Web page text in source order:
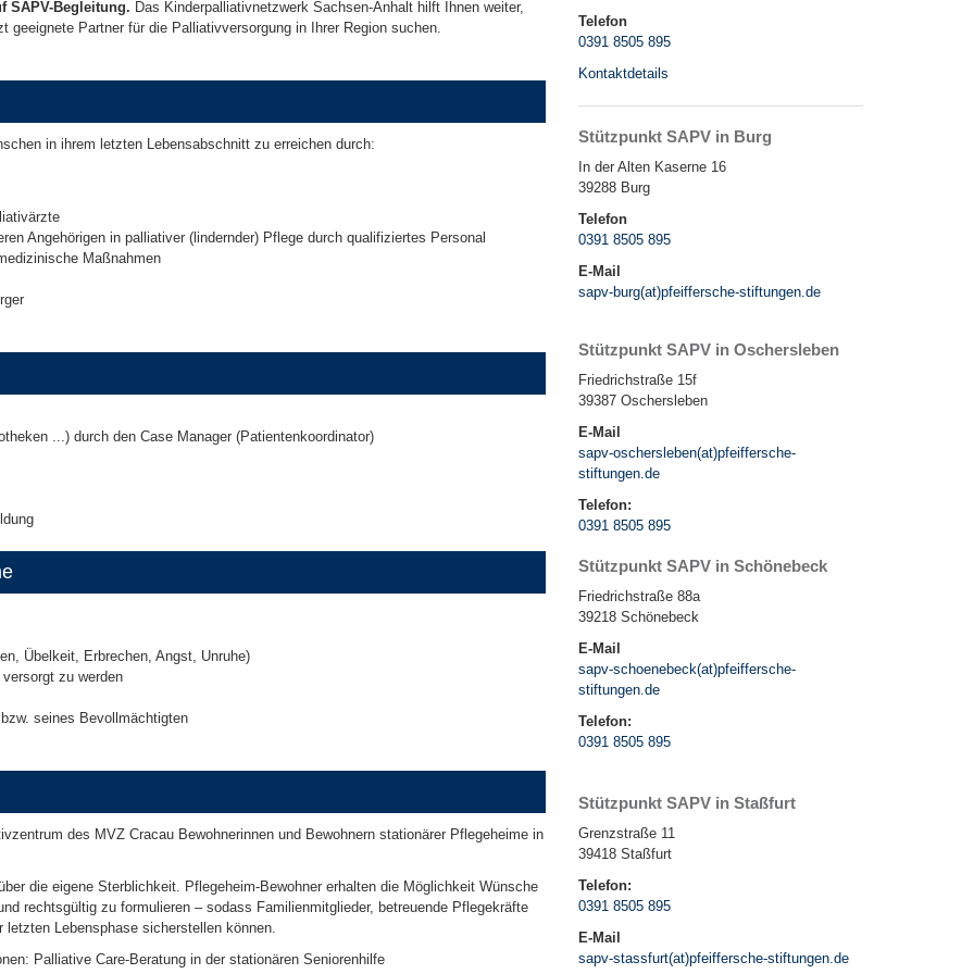
SAPV-Begleitung. Das Kinderpalliativnetzwerk Sachsen-Anhalt hilft Ihnen weiter,
Partner für die Palliativversorgung in Ihrer Region suchen.
in ihrem letzten Lebensabschnitt zu erreichen durch:
Angehörigen in palliativer (lindernder) Pflege durch qualifiziertes Personal
Maßnahmen
...) durch den Case Manager (Patientenkoordinator)
Übelkeit, Erbrechen, Angst, Unruhe)
zu werden
seines Bevollmächtigten
des MVZ Cracau Bewohnerinnen und Bewohnern stationärer Pflegeheime in
die eigene Sterblichkeit. Pflegeheim-Bewohner erhalten die Möglichkeit Wünsche
rechtsgültig zu formulieren – sodass Familienmitglieder, betreuende Pflegekräfte
letzten Lebensphase sicherstellen können.
Palliative Care-Beratung in der stationären Seniorenhilfe
Telefon
0391 8505 895
Kontaktdetails
Stützpunkt SAPV in Burg
In der Alten Kaserne 16
39288 Burg
Telefon
0391 8505 895
E-Mail
sapv-burg(at)pfeiffersche-stiftungen.de
Stützpunkt SAPV in Oschersleben
Friedrichstraße 15f
39387 Oschersleben
E-Mail
sapv-oschersleben(at)pfeiffersche-
stiftungen.de
Telefon:
0391 8505 895
Stützpunkt SAPV in Schönebeck
Friedrichstraße 88a
39218 Schönebeck
E-Mail
sapv-schoenebeck(at)pfeiffersche-
stiftungen.de
Telefon:
0391 8505 895
Stützpunkt SAPV in Staßfurt
Grenzstraße 11
39418 Staßfurt
Telefon:
0391 8505 895
E-Mail
sapv-stassfurt(at)pfeiffersche-stiftungen.de